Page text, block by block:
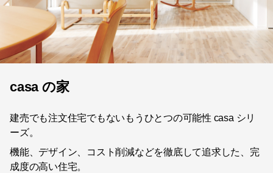
casa の家
建売でも注文住宅でもないもうひとつの可能性 casa シリ
ーズ。
機能、デザイン、コスト削減などを徹底して追求した、完
成度の高い住宅。